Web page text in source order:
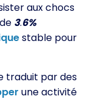
aux chocs
3.6%
stable pour
traduit par des
une activité